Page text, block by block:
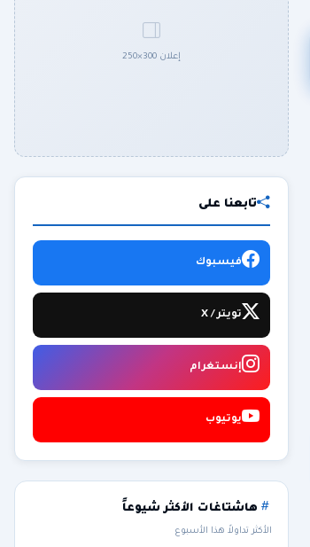
إعلان 300×250
تابعنا على
فيسبوك
تويتر / X
إنستغرام
يوتيوب
هاشتاغات الأكثر شيوعاً
الأكثر تداولاً هذا الأسبوع